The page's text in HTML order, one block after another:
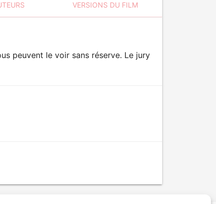
VERSIONS DU FILM
peuvent le voir sans réserve. Le jury